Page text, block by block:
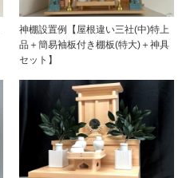
神棚設置例【屋根違い三社(中)特上
品＋簡易袖板付き棚板(特大)＋神具
セット】